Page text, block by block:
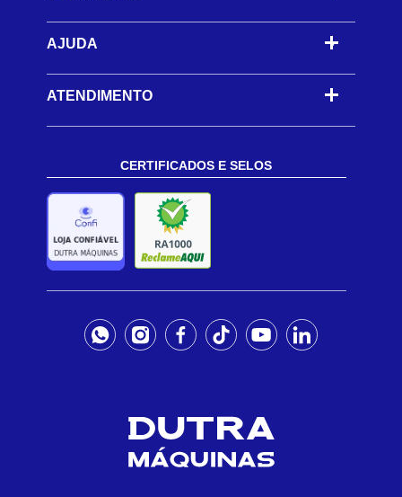
AJUDA -
ATENDIMENTO
CERTIFICADOS E SELOS